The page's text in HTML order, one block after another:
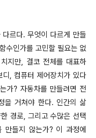
르다. 무엇이 다르게 만들
수인가를 고민할 필요는 없
지만, 결코 전체를 대표하
, 컴퓨터 제어장치가 있다
가? 자동차를 만들려면 전
을 거쳐야 한다. 인간의 삶
경로, 그리고 수많은 선택
들지 않는가? 이 과정에